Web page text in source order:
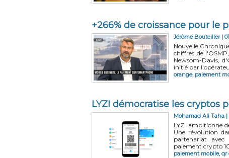
+266% de croissance pour le
Jérôme Bouteiller|
Nouvelle
chiffres de
Newsom-Davis,
initié par
orange, paiement
LYZI démocratise les cryptos
Mohamad Ali Taha |
LYZI ambitionne
Une révolution
partenariat avec
paiement crypto
paiement mobile,qr